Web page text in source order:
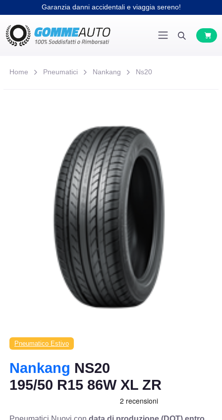
Garanzia danni accidentali e viaggia sereno!
Home Pneumatici Nankang Ns20
Pneumatico Estivo
Nankang NS20
195/50 R15 86W XL ZR